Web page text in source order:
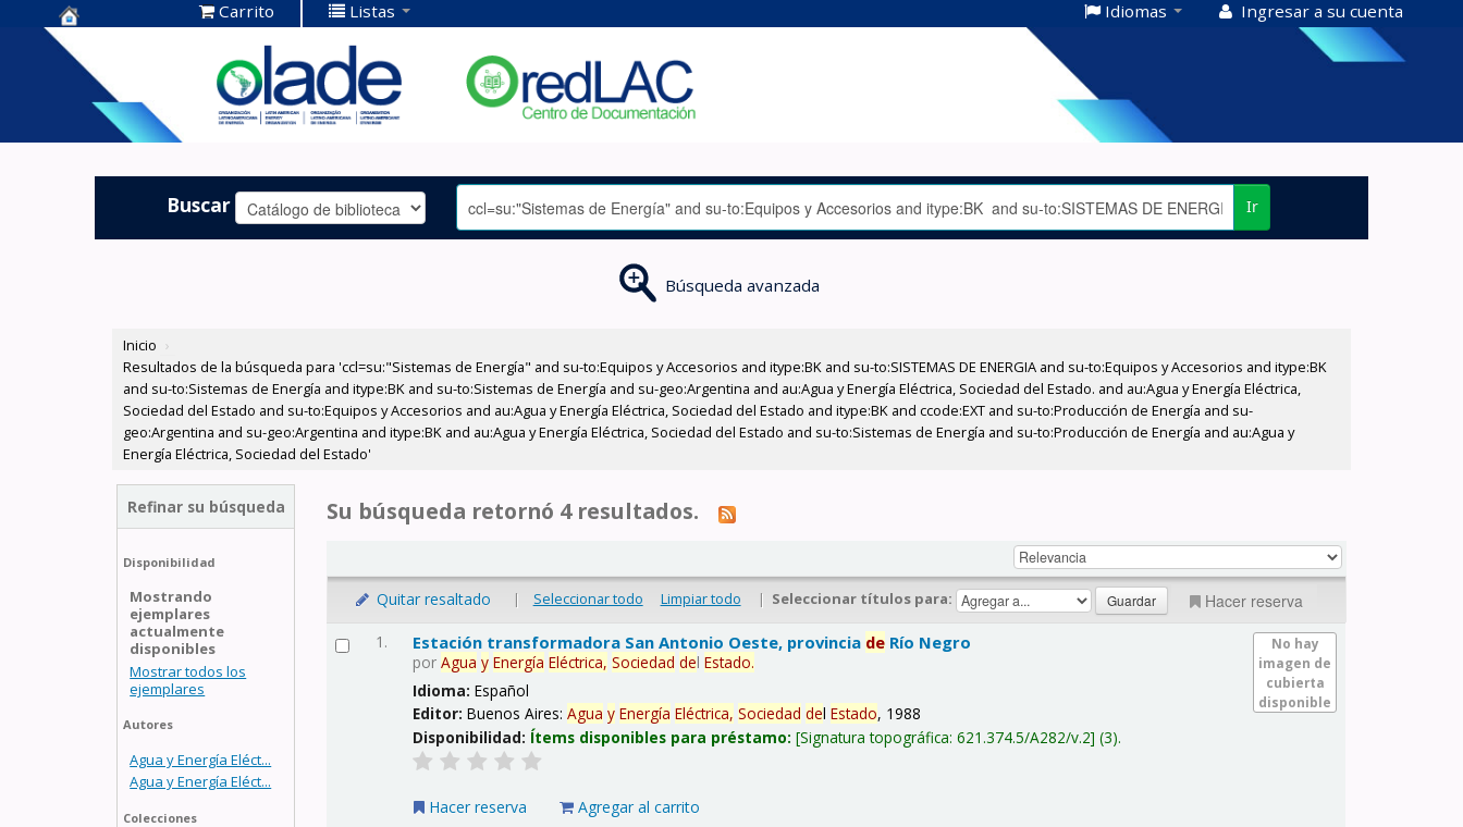
Centro de
Documentación
OLADE -
Carrito Listas Idiomas Ingresar a su cuenta
Buscar Ir
Búsqueda avanzada
Inicio ›
Resultados de la búsqueda para 'ccl=su:"Sistemas de Energía" and su-to:Equipos y Accesorios and itype:BK and su-to:SISTEMAS DE ENERGIA and su-to:Equipos y Accesorios and itype:BK
and su-to:Sistemas de Energía and itype:BK and su-to:Sistemas de Energía and su-geo:Argentina and au:Agua y Energía Eléctrica, Sociedad del Estado. and au:Agua y Energía Eléctrica,
Sociedad del Estado and su-to:Equipos y Accesorios and au:Agua y Energía Eléctrica, Sociedad del Estado and itype:BK and ccode:EXT and su-to:Producción de Energía and su-
geo:Argentina and su-geo:Argentina and itype:BK and au:Agua y Energía Eléctrica, Sociedad del Estado and su-to:Sistemas de Energía and su-to:Producción de Energía and au:Agua y
Energía Eléctrica, Sociedad del Estado'
Refinar su búsqueda
Disponibilidad
Mostrando
ejemplares
actualmente
disponibles
Mostrar todos los
ejemplares
Autores
Agua y Energía Eléct...
Agua y Energía Eléct...
Colecciones
Su búsqueda retornó 4 resultados.
Quitar resaltado | Seleccionar todo Limpiar todo | Seleccionar títulos para: Hacer reserva
1.
No hay
imagen de
cubierta
disponible
Estación transformadora San Antonio Oeste, provincia de Río Negro
porAgua y Energía Eléctrica, Sociedad delEstado.
Idioma:Español
Editor:Buenos Aires:Agua y Energía Eléctrica, Sociedad delEstado, 1988
Disponibilidad: Ítems disponibles para préstamo: Signatura topográfica:621.374.5/A282/v.2 (3).
Hacer reserva Agregar al carrito